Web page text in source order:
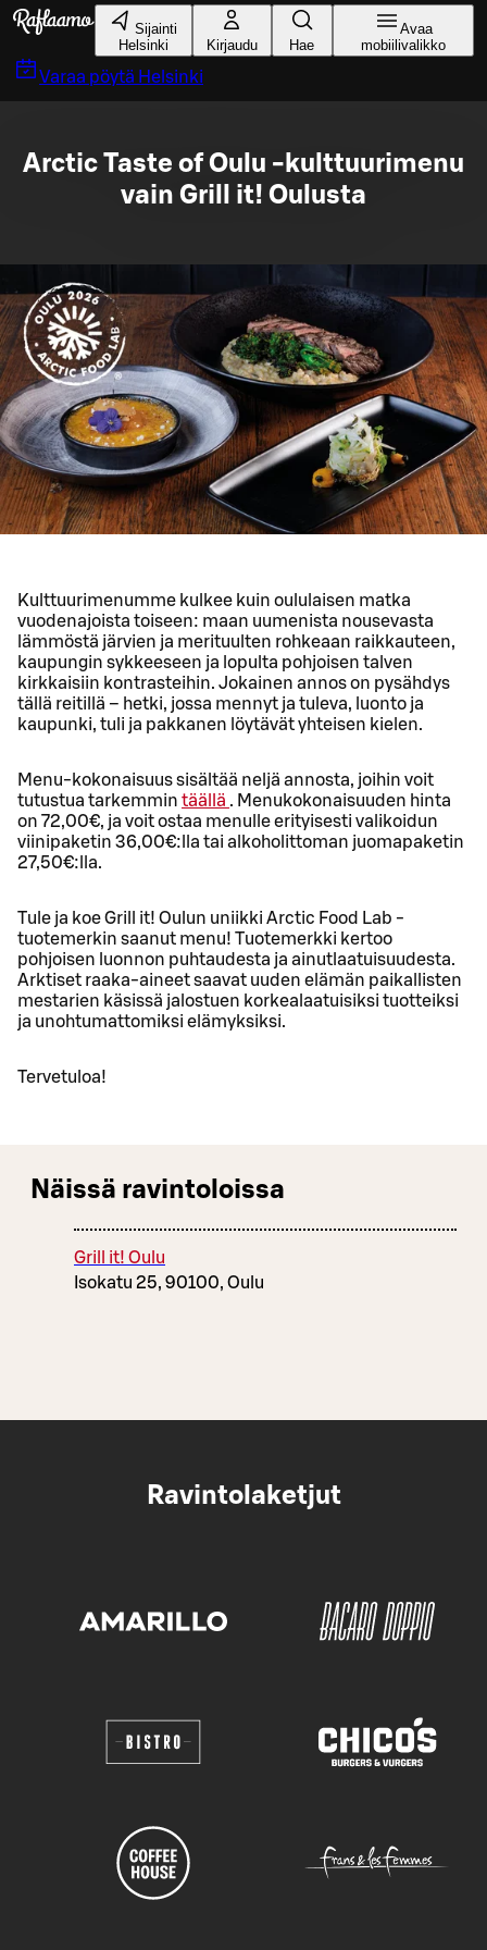
Siirry pääsisältöön
Sijainti
Helsinki
Kirjaudu Hae
Avaa
mobiilivalikko
Varaa pöytä Helsinki
Arctic Taste of Oulu -kulttuurimenu
vain Grill it! Oulusta
Kulttuurimenumme kulkee kuin oululaisen matka
vuodenajoista toiseen: maan uumenista nousevasta
lämmöstä järvien ja merituulten rohkeaan raikkauteen,
kaupungin sykkeeseen ja lopulta pohjoisen talven
kirkkaisiin kontrasteihin. Jokainen annos on pysähdys
tällä reitillä – hetki, jossa mennyt ja tuleva, luonto ja
kaupunki, tuli ja pakkanen löytävät yhteisen kielen.
Menu-kokonaisuus sisältää neljä annosta, joihin voit
tutustua tarkemmin täällä . Menukokonaisuuden hinta
on 72,00€, ja voit ostaa menulle erityisesti valikoidun
viinipaketin 36,00€:lla tai alkoholittoman juomapaketin
27,50€:lla.
Tule ja koe Grill it! Oulun uniikki Arctic Food Lab -
tuotemerkin saanut menu! Tuotemerkki kertoo
pohjoisen luonnon puhtaudesta ja ainutlaatuisuudesta.
Arktiset raaka-aineet saavat uuden elämän paikallisten
mestarien käsissä jalostuen korkealaatuisiksi tuotteiksi
ja unohtumattomiksi elämyksiksi.
Tervetuloa!
Näissä ravintoloissa
Grill it! Oulu
Isokatu 25, 90100, Oulu
Ravintolaketjut